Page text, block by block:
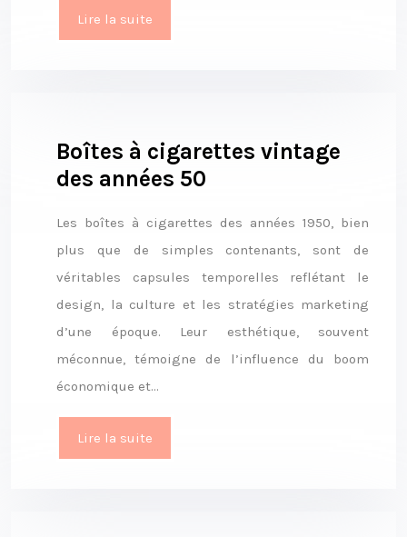
Lire la suite
Boîtes à cigarettes vintage
des années 50
Les boîtes à cigarettes des années 1950, bien
plus que de simples contenants, sont de
véritables capsules temporelles reflétant le
design, la culture et les stratégies marketing
d’une époque. Leur esthétique, souvent
méconnue, témoigne de l’influence du boom
économique et…
Lire la suite